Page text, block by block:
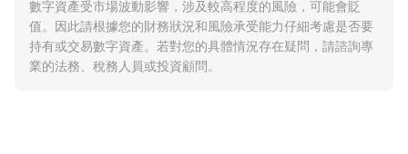
數字資產受市場波動影響，涉及較高程度的風險，可能會貶
值。因此請根據您的財務狀況和風險承受能力仔細考慮是否要
持有或交易數字資產。若對您的具體情況存在疑問，請諮詢專
業的法務、稅務人員或投資顧問。